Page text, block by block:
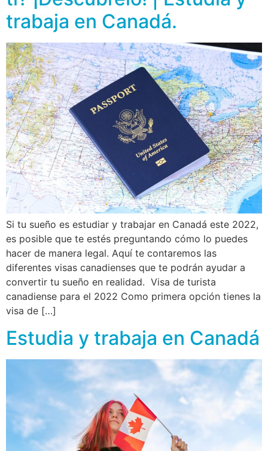
trabaja en Canadá.
Si tu sueño es estudiar y trabajar en Canadá este 2022,
es posible que te estés preguntando cómo lo puedes
hacer de manera legal. Aquí te contaremos las
diferentes visas canadienses que te podrán ayudar a
convertir tu sueño en realidad. Visa de turista
canadiense para el 2022 Como primera opción tienes la
visa de […]
Estudia y trabaja en Canadá